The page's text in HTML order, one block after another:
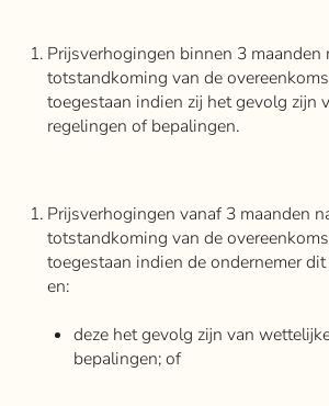
Prijsverhogingen binnen 3 maanden
totstandkoming van de
toegestaan indien zij het gevolg zijn
regelingen of bepalingen.
Prijsverhogingen vanaf 3 maanden
totstandkoming van de
toegestaan indien de ondernemer
en:
deze het gevolg zijn van
bepalingen; of